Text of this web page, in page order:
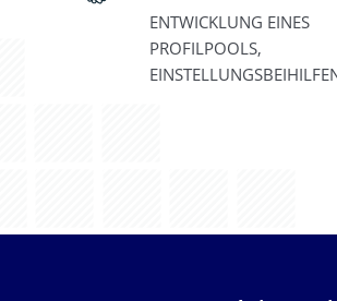
ENTWICKLUNG EINES
PROFILPOOLS,